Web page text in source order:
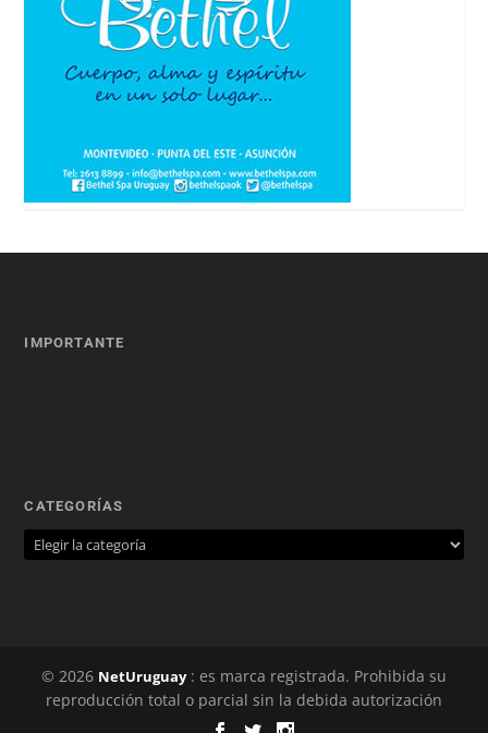
IMPORTANTE
CATEGORÍAS
© 2026 NetUruguay: es marca registrada. Prohibida su
reproducción total o parcial sin la debida autorización